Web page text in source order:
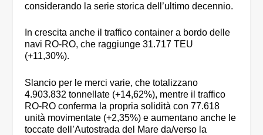
considerando la serie storica dell’ultimo decennio.
In crescita anche il traffico container a bordo delle
navi RO-RO, che raggiunge 31.717 TEU
(+11,30%).
Slancio per le merci varie, che totalizzano
4.903.832 tonnellate (+14,62%), mentre il traffico
RO-RO conferma la propria solidità con 77.618
unità movimentate (+2,35%) e aumentano anche le
toccate dell’Autostrada del Mare da/verso la